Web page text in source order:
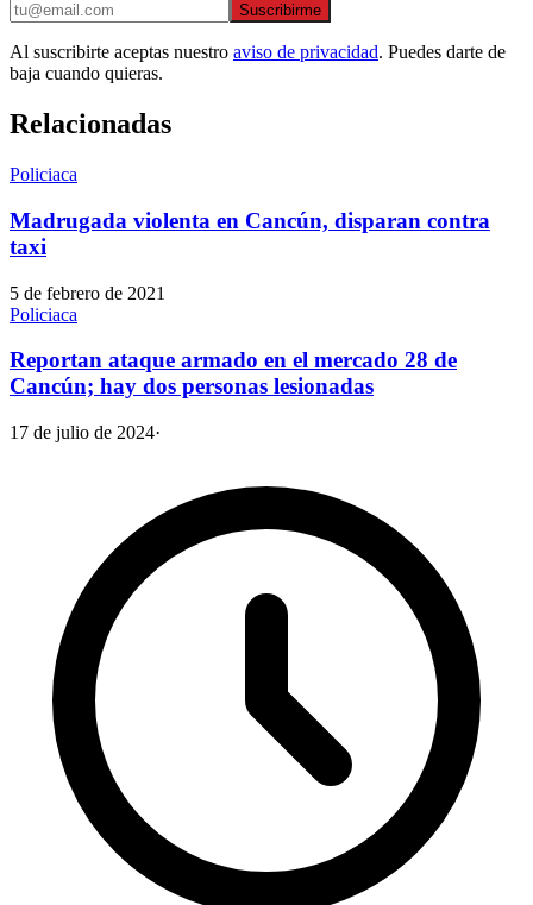
Suscribirme
Al suscribirte aceptas nuestro aviso de privacidad. Puedes darte de
baja cuando quieras.
Relacionadas
Policiaca
Madrugada violenta en Cancún, disparan contra
taxi
5 de febrero de 2021
Policiaca
Reportan ataque armado en el mercado 28 de
Cancún; hay dos personas lesionadas
17 de julio de 2024·